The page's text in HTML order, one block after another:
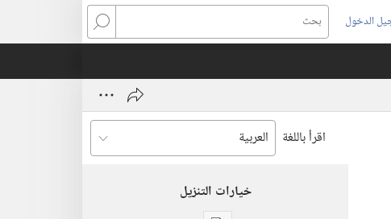
الدخول(يفتح
نافذة
بحث
اقرأ باللغة
خيارات التنزيل